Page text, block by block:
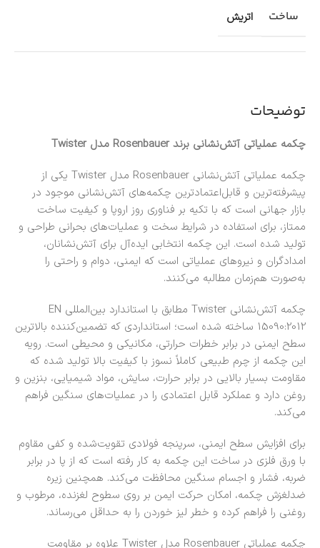
توضیحات
چکمه عملیاتی آتش‌نشانی برند Rosenbauer مدل Twister
چکمه عملیاتی آتش‌نشانی Rosenbauer
مدل Twister یکی از
پیشرفته‌ترین و قابل‌اعتمادترین چکمه‌های آتش‌نشانی موجود در
بازار جهانی است که با تکیه بر فناوری روز اروپا و کیفیت ساخت
ممتاز، برای استفاده در شرایط سخت و عملیات‌های بحرانی طراحی و
تولید شده است. این چکمه انتخابی ایده‌آل برای آتش‌نشانان،
امدادگران و نیروهای عملیاتی است که ایمنی، دوام و راحتی را
به‌صورت هم‌زمان مطالبه می‌کنند.
چکمه آتش‌نشانی Twister مطابق با استاندارد بین‌المللی EN
15090:2012 ساخته شده است؛ استانداردی که تضمین‌کننده بالاترین
سطح ایمنی در برابر خطرات حرارتی، مکانیکی و محیطی است. رویه
این چکمه از چرم طبیعی کاملاً نسوز با کیفیت بالا تولید شده که
مقاومت بسیار بالایی در برابر حرارت، سایش، مواد شیمیایی، بنزین و
روغن دارد و عملکرد قابل اعتمادی را در عملیات‌های سنگین فراهم
می‌کند.
برای افزایش سطح ایمنی، سرپنجه فولادی تقویت‌شده و کفی مقاوم
با ورق فلزی در ساخت این چکمه به کار رفته است که از پا در برابر
ضربه، فشار و اجسام سنگین محافظت می‌کند. همچنین زیره
ضدلغزش چکمه، امکان حرکت ایمن بر روی سطوح لغزنده، مرطوب و
روغنی را فراهم کرده و خطر لیز خوردن را به حداقل می‌رساند.
چکمه عملیاتی Rosenbauer مدل Twister علاوه بر مقاومت
ساخت اتریش